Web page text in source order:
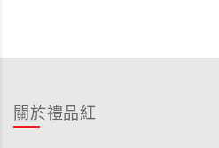
關於禮品紅